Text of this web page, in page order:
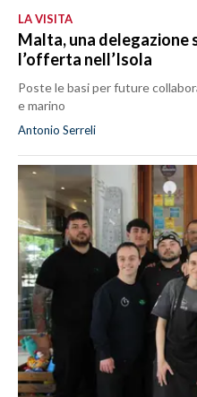
LA VISITA
Malta, una delegazione
l’offerta nell’Isola
Poste le basi per future
e marino
Antonio Serreli